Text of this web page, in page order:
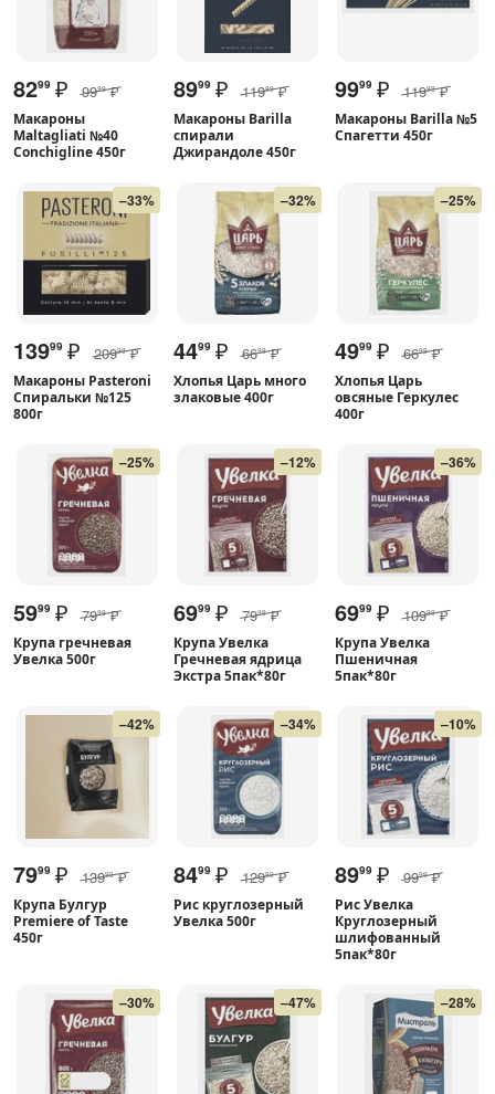
8299 ₽ 9999 ₽
Макароны
Maltagliati №40
Conchigline 450г
8999 ₽ 11999 ₽
Макароны Barilla
спирали
Джирандоле 450г
9999 ₽ 11999 ₽
Макароны Barilla №5
Спагетти 450г
–33%
13999 ₽ 20999 ₽
Макароны Pasteroni
Спиральки №125
800г
–32%
4499 ₽ 6699 ₽
Хлопья Царь много
злаковые 400г
–25%
4999 ₽ 6699 ₽
Хлопья Царь
овсяные Геркулес
400г
–25%
5999 ₽ 7999 ₽
Крупа гречневая
Увелка 500г
–12%
6999 ₽ 7999 ₽
Крупа Увелка
Гречневая ядрица
Экстра 5пак*80г
–36%
6999 ₽ 10999 ₽
Крупа Увелка
Пшеничная
5пак*80г
–42%
7999 ₽ 13999 ₽
Крупа Булгур
Premiere of Taste
450г
–34%
8499 ₽ 12999 ₽
Рис круглозерный
Увелка 500г
–10%
8999 ₽ 9999 ₽
Рис Увелка
Круглозерный
шлифованный
5пак*80г
–30% –47% –28%